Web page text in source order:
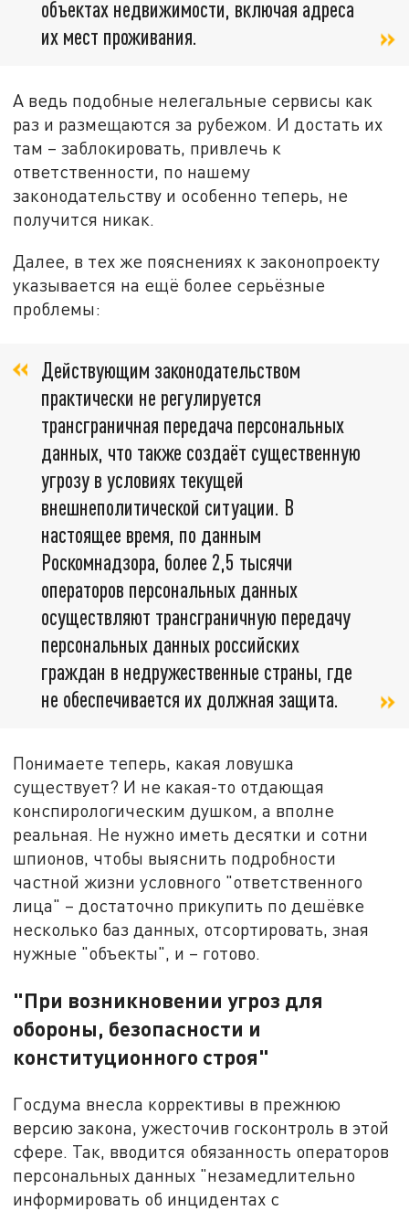
объектах недвижимости, включая адреса
их мест проживания.
А ведь подобные нелегальные сервисы как
раз и размещаются за рубежом. И достать их
там – заблокировать, привлечь к
ответственности, по нашему
законодательству и особенно теперь, не
получится никак.
Далее, в тех же пояснениях к законопроекту
указывается на ещё более серьёзные
проблемы:
Действующим законодательством
практически не регулируется
трансграничная передача персональных
данных, что также создаёт существенную
угрозу в условиях текущей
внешнеполитической ситуации. В
настоящее время, по данным
Роскомнадзора, более 2,5 тысячи
операторов персональных данных
осуществляют трансграничную передачу
персональных данных российских
граждан в недружественные страны, где
не обеспечивается их должная защита.
Понимаете теперь, какая ловушка
существует? И не какая-то отдающая
конспирологическим душком, а вполне
реальная. Не нужно иметь десятки и сотни
шпионов, чтобы выяснить подробности
частной жизни условного "ответственного
лица" – достаточно прикупить по дешёвке
несколько баз данных, отсортировать, зная
нужные "объекты", и – готово.
"При возникновении угроз для
обороны, безопасности и
конституционного строя"
Госдума внесла коррективы в прежнюю
версию закона, ужесточив госконтроль в этой
сфере. Так, вводится обязанность операторов
персональных данных "незамедлительно
информировать об инцидентах с